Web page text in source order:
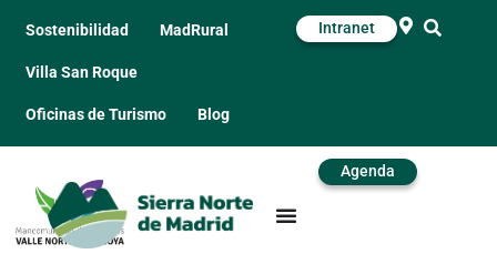
Sostenibilidad MadRural
Villa San Roque
Oficinas de Turismo Blog
Intranet
Agenda